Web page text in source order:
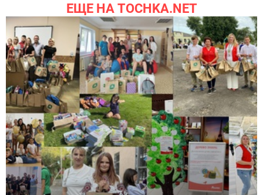
ЕЩЕ НА TOCHKA.NET